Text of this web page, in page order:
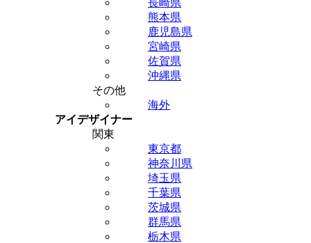
熊本県
鹿児島県
宮崎県
佐賀県
沖縄県
その他
海外
アイデザイナー
関東
東京都
神奈川県
埼玉県
千葉県
茨城県
群馬県
栃木県